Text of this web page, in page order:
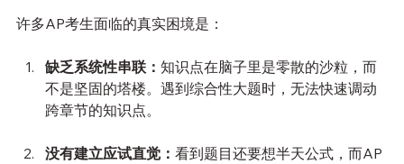
许多AP考生面临的真实困境是：
缺乏系统性串联： 知识点在脑子里是零散的沙粒，而
不是坚固的塔楼。遇到综合性大题时，无法快速调动
跨章节的知识点。
没有建立应试直觉： 看到题目还要想半天公式，而AP